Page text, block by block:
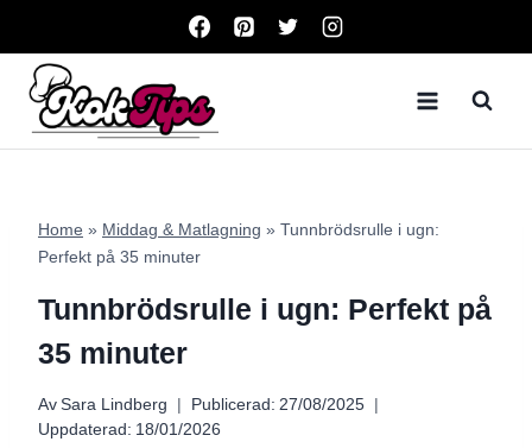
content
Home » Middag & Matlagning » Tunnbrödsrulle i ugn:
Perfekt på 35 minuter
Tunnbrödsrulle i ugn: Perfekt på
35 minuter
Av Sara Lindberg Publicerad: 27/08/2025
Uppdaterad: 18/01/2026